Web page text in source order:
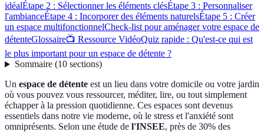
idéalÉtape 2 : Sélectionner les éléments clésÉtape 3 : Personnaliser
l'ambianceÉtape 4 : Incorporer des éléments naturelsÉtape 5 : Créer
un espace multifonctionnelCheck-list pour aménager votre espace de
détenteGlossaire📺 Ressource VidéoQuiz rapide : Qu'est-ce qui est
le plus important pour un espace de détente ?
Sommaire(10 sections)
Un espace de détente est un lieu dans votre domicile ou votre jardin
où vous pouvez vous ressourcer, méditer, lire, ou tout simplement
échapper à la pression quotidienne. Ces espaces sont devenus
essentiels dans notre vie moderne, où le stress et l'anxiété sont
omniprésents. Selon une étude de l'INSEE, près de 30% des